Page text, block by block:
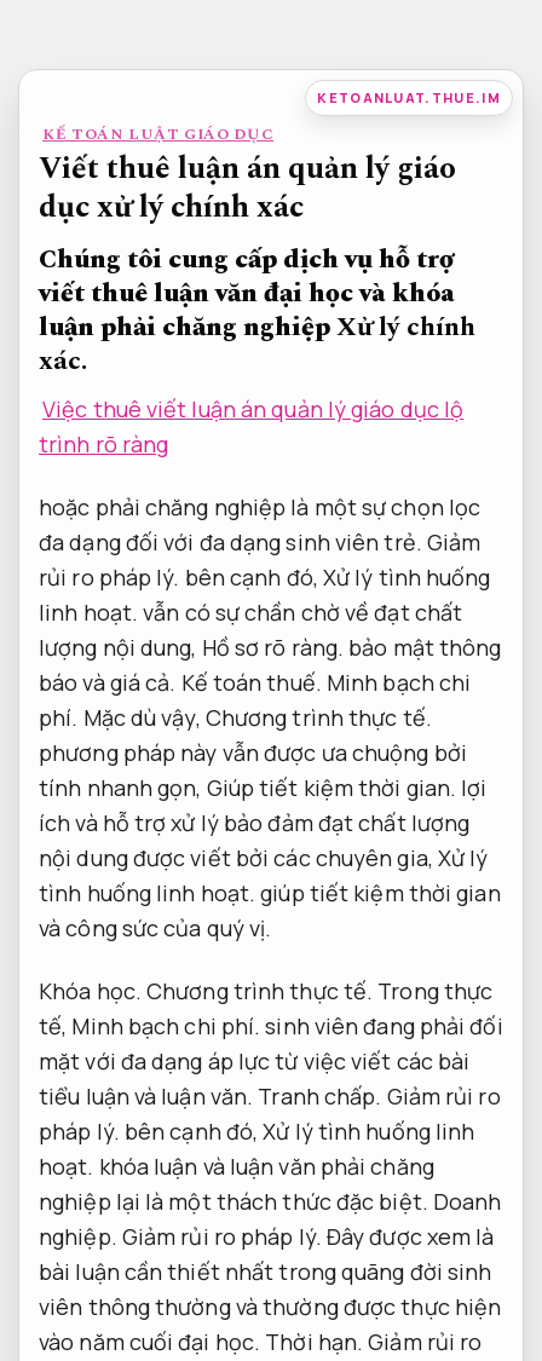
nội
dung
KETOANLUAT.THUE.IM
KẾ TOÁN LUẬT GIÁO DỤC
Viết thuê luận án quản lý giáo
dục xử lý chính xác
Chúng tôi cung cấp dịch vụ hỗ trợ
viết thuê luận văn đại học và khóa
luận phải chăng nghiệpXử lý chính
xác.
Việc thuê viết luận án quản lý giáo dục lộ
trình rõ ràng
hoặc phải chăng nghiệp là một sự chọn lọc
đa dạng đối với đa dạng sinh viên trẻ. Giảm
rủi ro pháp lý. bên cạnh đó, Xử lý tình huống
linh hoạt. vẫn có sự chần chờ về đạt chất
lượng nội dung, Hồ sơ rõ ràng. bảo mật thông
báo và giá cả. Kế toán thuế. Minh bạch chi
phí. Mặc dù vậy, Chương trình thực tế.
phương pháp này vẫn được ưa chuộng bởi
tính nhanh gọn, Giúp tiết kiệm thời gian. lợi
ích và hỗ trợ xử lý bảo đảm đạt chất lượng
nội dung được viết bởi các chuyên gia, Xử lý
tình huống linh hoạt. giúp tiết kiệm thời gian
và công sức của quý vị.
Khóa học. Chương trình thực tế. Trong thực
tế, Minh bạch chi phí. sinh viên đang phải đối
mặt với đa dạng áp lực từ việc viết các bài
tiểu luận và luận văn. Tranh chấp. Giảm rủi ro
pháp lý. bên cạnh đó,Xử lý tình huống linh
hoạt. khóa luận và luận văn phải chăng
nghiệp lại là một thách thức đặc biệt. Doanh
nghiệp. Giảm rủi ro pháp lý. Đây được xem là
bài luận cần thiết nhất trong quãng đời sinh
viên thông thường và thường được thực hiện
vào năm cuối đại học. Thời hạn. Giảm rủi ro